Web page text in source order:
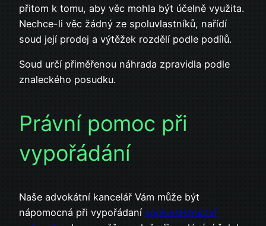
přitom k tomu, aby věc mohla být účelně využita.
Nechce-li věc žádný ze spoluvlastníků, nařídí
soud její prodej a výtěžek rozdělí podle podílů.
Soud určí přiměřenou náhrada zpravidla podle
znaleckého posudku.
Právní pomoc při
vypořádání
Naše advokátní kancelář Vám může být
nápomocná při vypořádaní spoluvlastnictví